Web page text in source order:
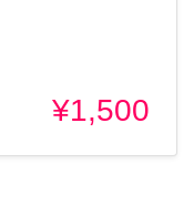
¥1,500